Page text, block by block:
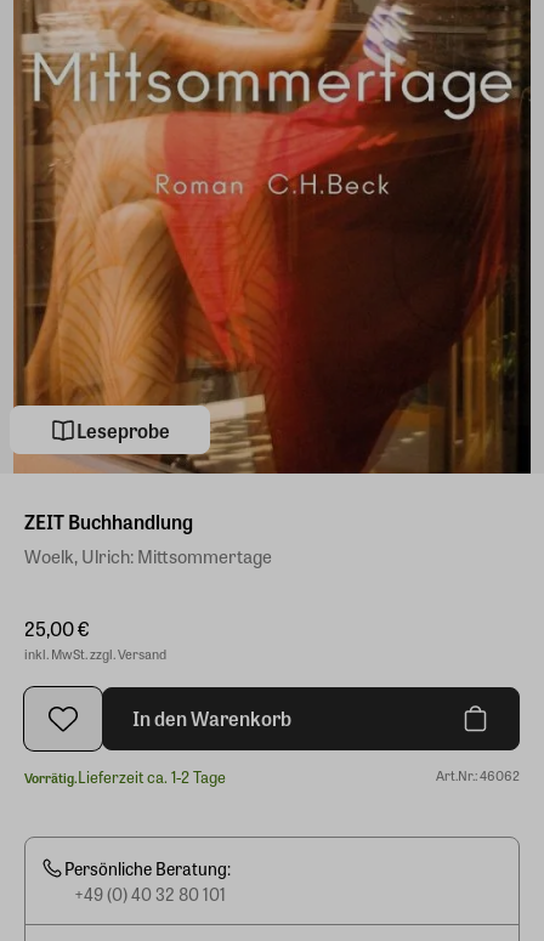
Leseprobe
ZEIT Buchhandlung
Woelk, Ulrich: Mittsommertage
25,00 €
inkl. MwSt. zzgl. Versand
In den Warenkorb
Vorrätig.Lieferzeit ca. 1-2 Tage Art.Nr.: 46062
Persönliche Beratung:
+49 (0) 40 32 80 101